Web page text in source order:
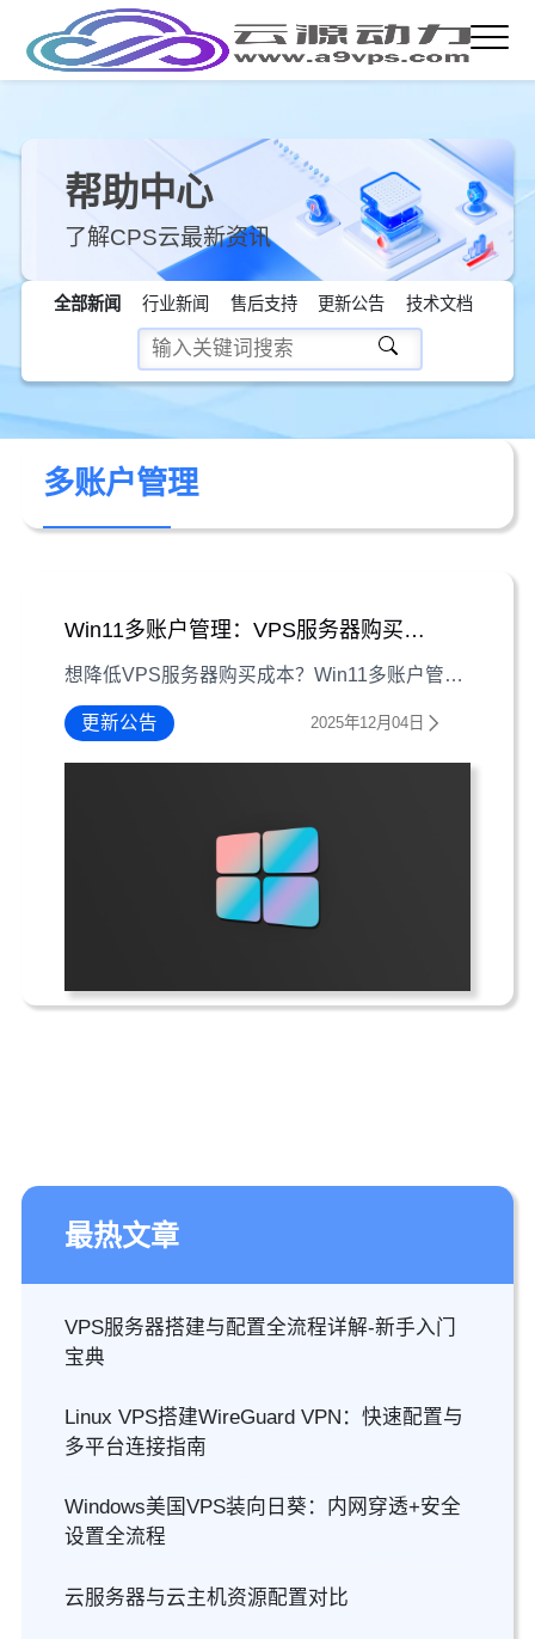
帮助中心
了解CPS云最新资讯
全部新闻 行业新闻 售后支持 更新公告 技术文档
多账户管理
Win11多账户管理：VPS服务器购买降本新策略
想降低VPS服务器购买成本？Win11多账户管理能让一台服务器满足多用户需求，本文详解设置方法、应用场景及注意事项。
更新公告 2025年12月04日
最热文章
VPS服务器搭建与配置全流程详解-新手入门
宝典
Linux VPS搭建WireGuard VPN：快速配置与
多平台连接指南
Windows美国VPS装向日葵：内网穿透+安全
设置全流程
云服务器与云主机资源配置对比